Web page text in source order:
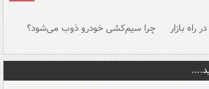
بازار چرا سیم‌کشی خودرو ذوب می‌شود؟